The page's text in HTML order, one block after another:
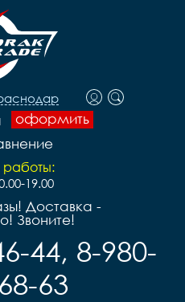
оформить
19.00
Доставка -
Звоните!
44, 8-980-
63